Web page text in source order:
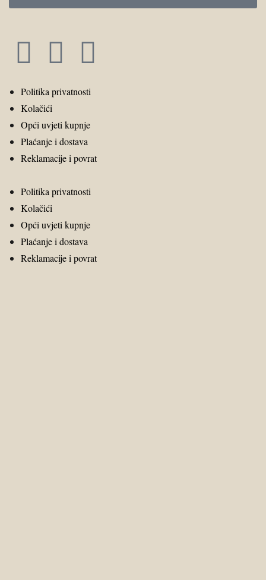
Politika privatnosti
Kolačići
Opći uvjeti kupnje
Plaćanje i dostava
Reklamacije i povrat
Politika privatnosti
Kolačići
Opći uvjeti kupnje
Plaćanje i dostava
Reklamacije i povrat